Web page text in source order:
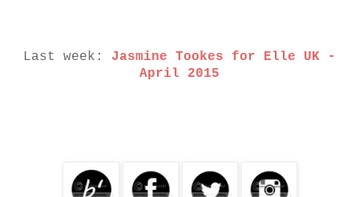
Last week: Jasmine Tookes for Elle UK -
April 2015